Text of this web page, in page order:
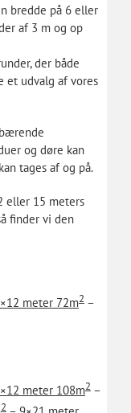
bredde på 6 eller
af 3 m og op
der både
et udvalg af vores
og døre kan
tages af og på.
eller 15 meters
finder vi den
meter 72m2–
meter 108m2–
2